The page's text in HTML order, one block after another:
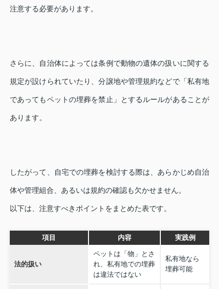
注意する必要があります。
さらに、自治体によっては条例で動物の遺体の扱いに関する
規定が設けられていたり、分譲地や管理規約などで「私有地
であってもペットの埋葬を禁止」とするルールがあることが
あります。
したがって、自宅での埋葬を検討する際は、あらかじめ自治
体や管理組合、あるいは規約の確認も欠かせません。
以下は、注意すべきポイントをまとめた表です。
項目 内容 実践例
法的扱い
ペットは「物」とさ
れ、私有地での埋葬
は違法ではない
私有地なら
埋葬可能